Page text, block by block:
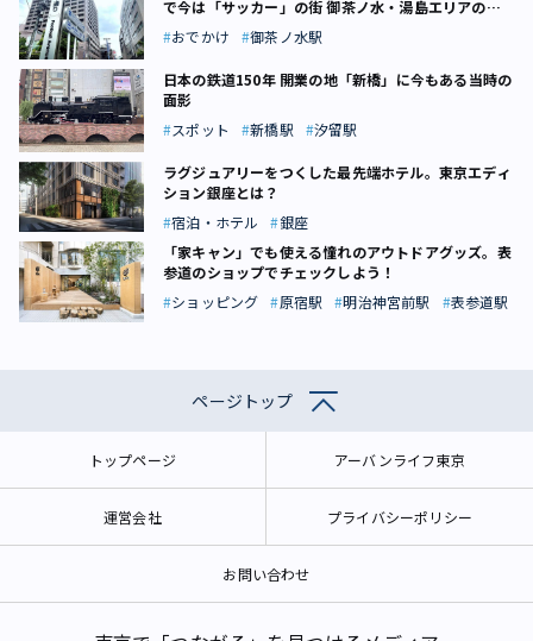
で今は「サッカー」の街 御茶ノ水・湯島エリアの坂
道話
おでかけ 御茶ノ水駅
日本の鉄道150年 開業の地「新橋」に今もある当時の
面影
スポット
新橋駅 汐留駅
ラグジュアリーをつくした最先端ホテル。東京エディ
ション銀座とは？
宿泊・ホテル
銀座
「家キャン」でも使える憧れのアウトドアグッズ。表
参道のショップでチェックしよう！
ショッピング
原宿駅 明治神宮前駅 表参道駅
ページトップ
トップページ アーバンライフ東京
運営会社 プライバシーポリシー
お問い合わせ